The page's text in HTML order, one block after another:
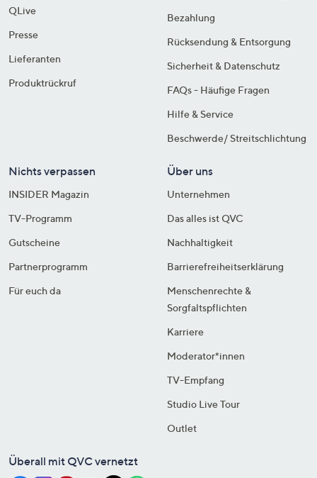
QLive
Presse
Lieferanten
Produktrückruf
Bezahlung
Rücksendung & Entsorgung
Sicherheit & Datenschutz
FAQs - Häufige Fragen
Hilfe & Service
Beschwerde/ Streitschlichtung
Nichts verpassen
INSIDER Magazin
TV-Programm
Gutscheine
Partnerprogramm
Für euch da
Über uns
Unternehmen
Das alles ist QVC
Nachhaltigkeit
Barrierefreiheitserklärung
Menschenrechte &
Sorgfaltspflichten
Karriere
Moderator*innen
TV-Empfang
Studio Live Tour
Outlet
Überall mit QVC vernetzt